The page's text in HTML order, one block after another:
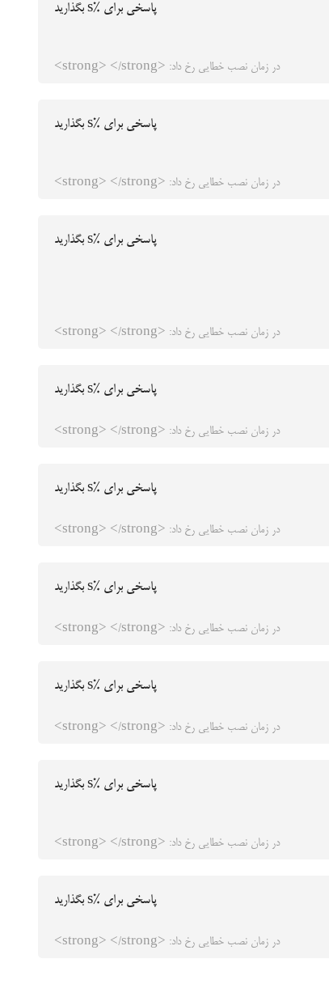
پاسخی برای %s بگذارید
در زمان نصب خطایی رخ داد: <strong> </strong>
پاسخی برای %s بگذارید
در زمان نصب خطایی رخ داد: <strong> </strong>
پاسخی برای %s بگذارید
در زمان نصب خطایی رخ داد: <strong> </strong>
پاسخی برای %s بگذارید
در زمان نصب خطایی رخ داد: <strong> </strong>
پاسخی برای %s بگذارید
در زمان نصب خطایی رخ داد: <strong> </strong>
پاسخی برای %s بگذارید
در زمان نصب خطایی رخ داد: <strong> </strong>
پاسخی برای %s بگذارید
در زمان نصب خطایی رخ داد: <strong> </strong>
پاسخی برای %s بگذارید
در زمان نصب خطایی رخ داد: <strong> </strong>
پاسخی برای %s بگذارید
در زمان نصب خطایی رخ داد: <strong> </strong>